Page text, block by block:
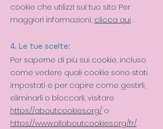
cookie che utilizzi sul tuo sito. Per
maggiori informazioni, clicca qui .
4. Le tue scelte:
Per saperne di più sui cookie, incluso
come vedere quali cookie sono stati
impostati e per capire come gestirli,
eliminarli o bloccarli, visitare
https://aboutcookies.org/ o
https://www.allaboutcookies.org/fr/.